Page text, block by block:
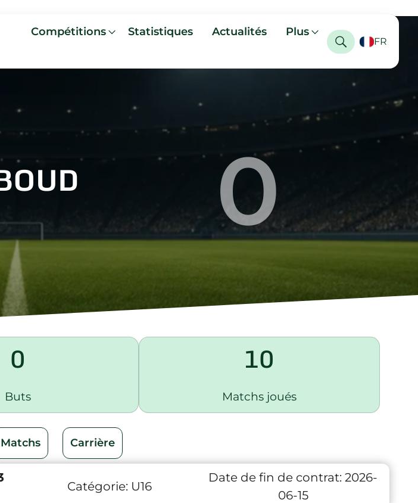
Compétitions Statistiques Actualités Plus
FR
0
0
Buts
10
Matchs joués
Matchs Carrière
Catégorie: U16
Date de fin de contrat: 2026-
06-15